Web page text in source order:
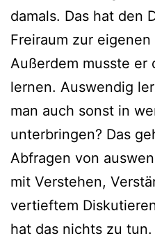
damals. Das hat den
Freiraum zur
Außerdem musste
lernen. Auswendig
man auch sonst in
unterbringen? Das
Abfragen von
mit Verstehen,
vertieftem
hat das nichts zu